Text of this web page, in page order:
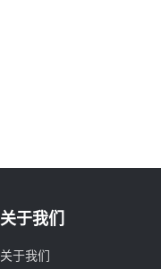
关于我们
关于我们